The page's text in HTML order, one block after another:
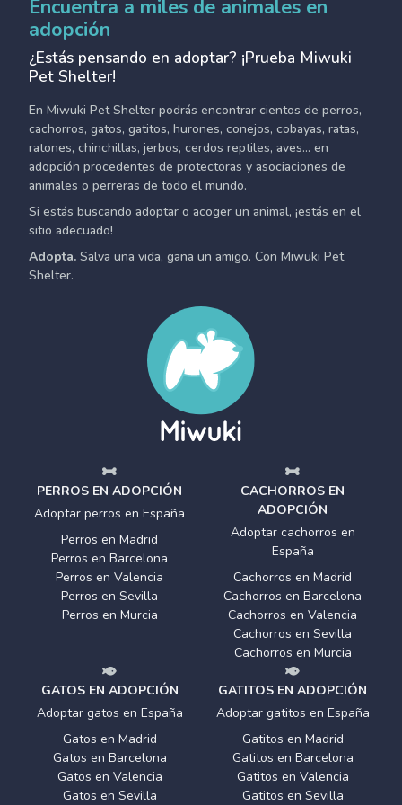
Encuentra a miles de animales en
adopción
¿Estás pensando en adoptar? ¡Prueba Miwuki
Pet Shelter!
En Miwuki Pet Shelter podrás encontrar cientos de perros,
cachorros, gatos, gatitos, hurones, conejos, cobayas, ratas,
ratones, chinchillas, jerbos, cerdos reptiles, aves... en
adopción procedentes de protectoras y asociaciones de
animales o perreras de todo el mundo.
Si estás buscando adoptar o acoger un animal, ¡estás en el
sitio adecuado!
Adopta. Salva una vida, gana un amigo. Con Miwuki Pet
Shelter.
PERROS EN ADOPCIÓN
Adoptar perros en España
Perros en Madrid
Perros en Barcelona
Perros en Valencia
Perros en Sevilla
Perros en Murcia
CACHORROS EN
ADOPCIÓN
Adoptar cachorros en
España
Cachorros en Madrid
Cachorros en Barcelona
Cachorros en Valencia
Cachorros en Sevilla
Cachorros en Murcia
GATOS EN ADOPCIÓN
Adoptar gatos en España
Gatos en Madrid
Gatos en Barcelona
Gatos en Valencia
Gatos en Sevilla
GATITOS EN ADOPCIÓN
Adoptar gatitos en España
Gatitos en Madrid
Gatitos en Barcelona
Gatitos en Valencia
Gatitos en Sevilla